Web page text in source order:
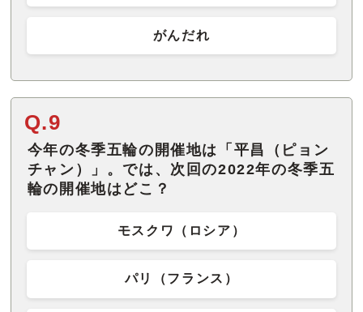
がんだれ
Q.9
今年の冬季五輪の開催地は「平昌（ピョン
チャン）」。では、次回の2022年の冬季五
輪の開催地はどこ？
モスクワ（ロシア）
パリ（フランス）